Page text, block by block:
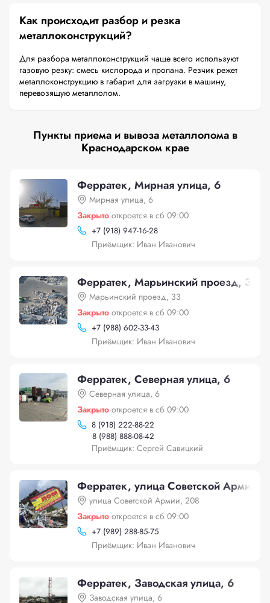
Как происходит разбор и резка
металлоконструкций?
Для разбора металлоконструкций чаще всего используют
газовую резку: смесь кислорода и пропана. Резчик режет
металлоконструкцию в габарит для загрузки в машину,
перевозящую металлолом.
Пункты приема и вывоза металлолома в
Краснодарском крае
Ферратек, Мирная улица, 6
Мирная улица, 6
Закрыто откроется в сб 09:00
+7 (918) 947-16-28
Приёмщик: Иван Иванович
Ферратек, Марьинский проезд, 33
Марьинский проезд, 33
Закрыто откроется в сб 09:00
+7 (988) 602-33-43
Приёмщик: Иван Иванович
Ферратек, Северная улица, 6
Северная улица, 6
Закрыто откроется в сб 09:00
8 (918) 222-88-22
8 (988) 888-08-42
Приёмщик: Сергей Савицкий
Ферратек, улица Советской Армии,
улица Советской Армии, 208
Закрыто откроется в сб 09:00
+7 (989) 288-85-75
Приёмщик: Иван Иванович
Ферратек, Заводская улица, 6
Заводская улица, 6